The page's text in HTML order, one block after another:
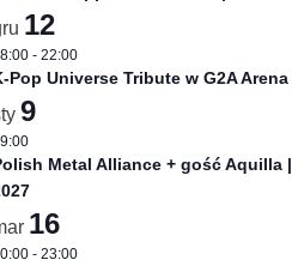
12
- 22:00
Pop Universe Tribute w G2A
9
Metal Alliance + gość Aquilla
16
- 23:00